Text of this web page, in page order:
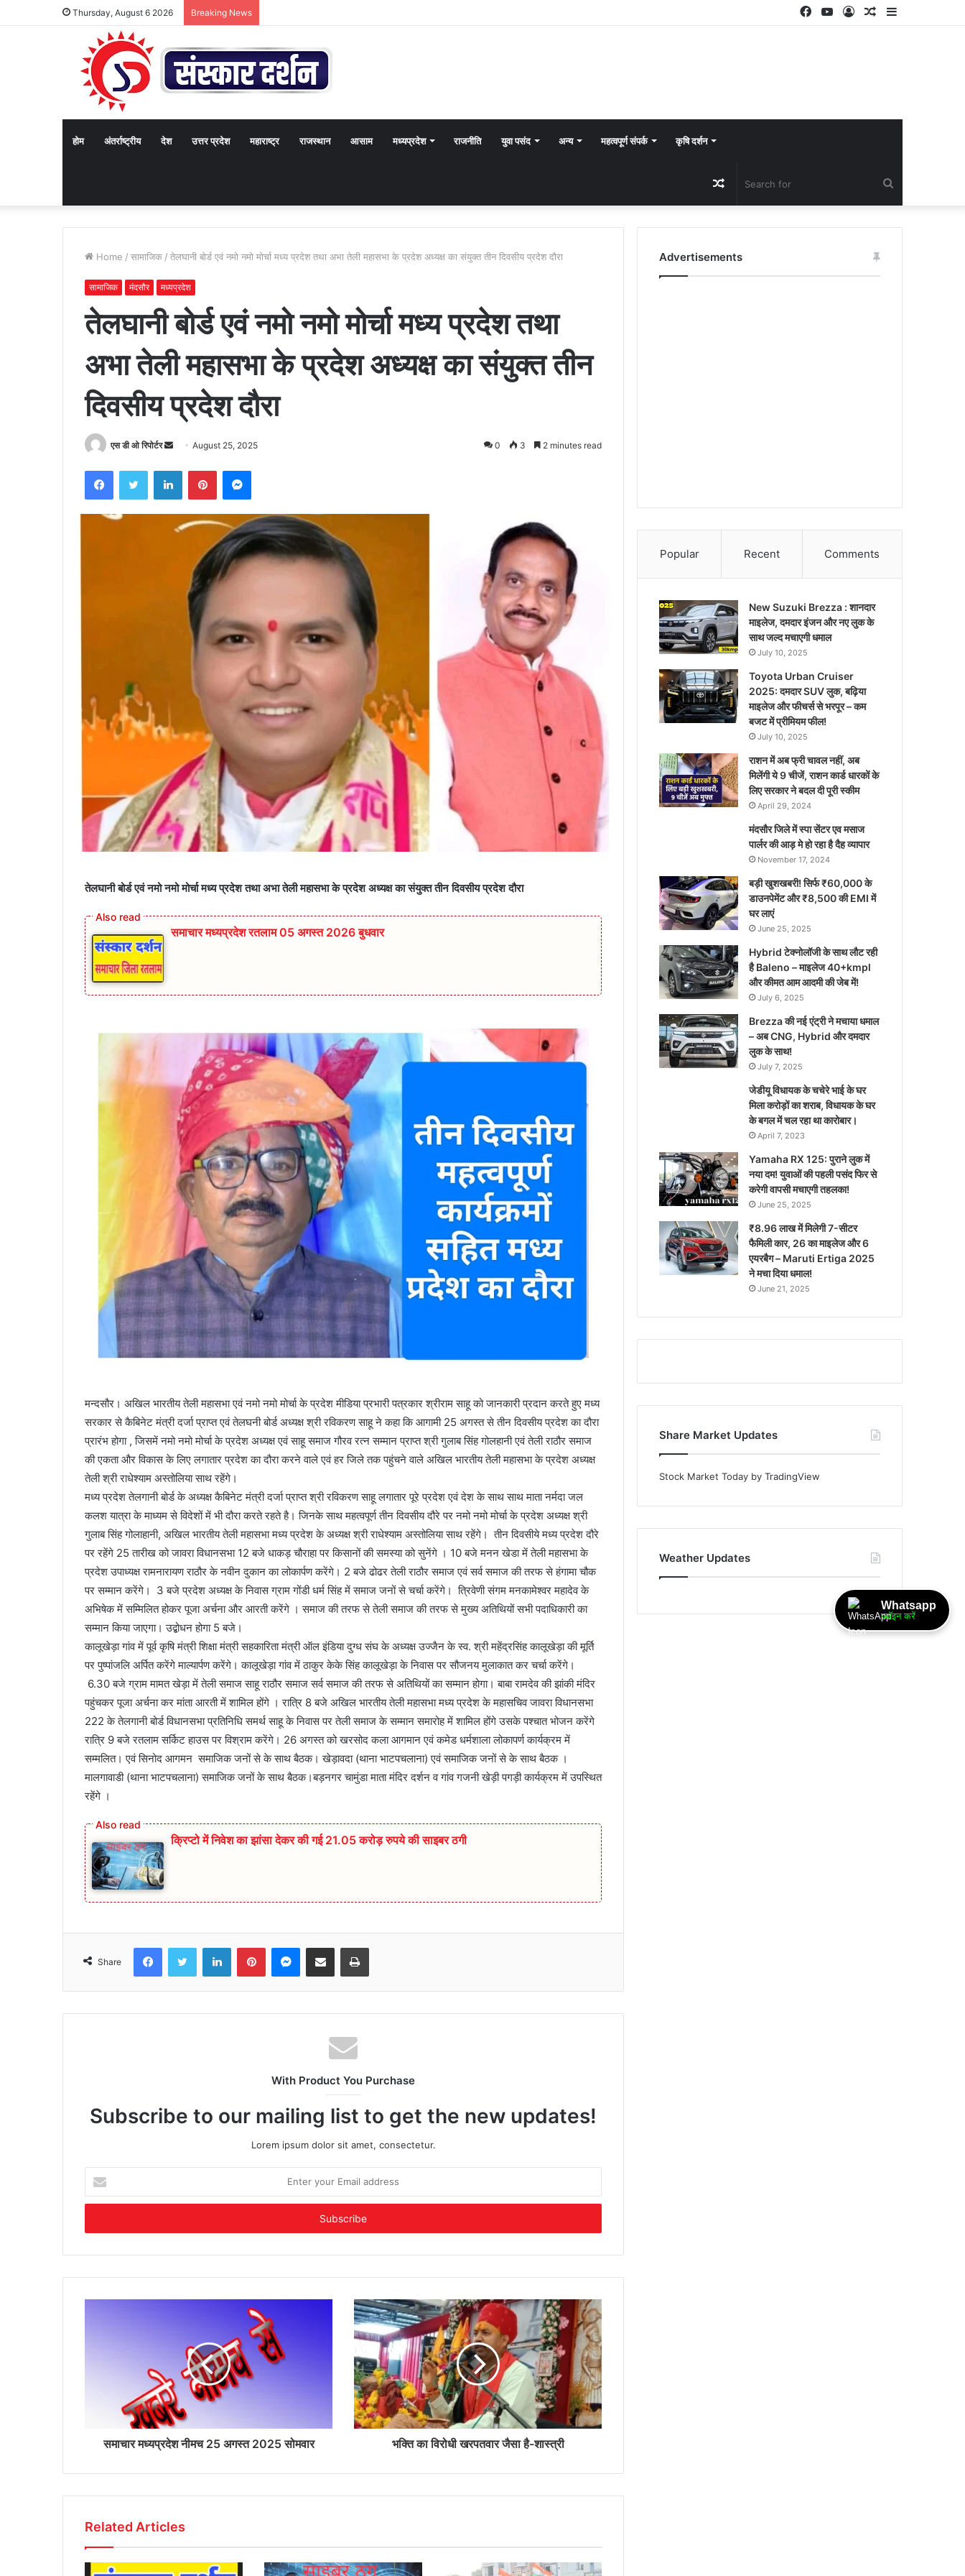
Thursday, August 6 2026 Breaking News Sidebar
Random
Log
YouTube
Facebook
होम अंतर्राष्ट्रीय देश उत्तर प्रदेश महाराष्ट्र राजस्थान आसाम मध्यप्रदेश राजनीति युवा पसंद अन्य महत्वपूर्ण संपर्क कृषि दर्शन
for
Random
Article
Home / सामाजिक / तेलघानी बोर्ड एवं नमो नमो मोर्चा मध्य प्रदेश तथा अभा तेली महासभा के प्रदेश अध्यक्ष का संयुक्त तीन दिवसीय प्रदेश दौरा
सामाजिक मंदसौर मध्यप्रदेश
तेलघानी बोर्ड एवं नमो नमो मोर्चा मध्य प्रदेश तथा
अभा तेली महासभा के प्रदेश अध्यक्ष का संयुक्त तीन
दिवसीय प्रदेश दौरा
एस डी ओ रिपोर्टर
SendAugust 25, 2025 0 3 2 minutes read
FacebookTwitter LinkedInPinterestMessenger
तेलघानी बोर्ड एवं नमो नमो मोर्चा मध्य प्रदेश तथा अभा तेली महासभा के प्रदेश अध्यक्ष का संयुक्त तीन दिवसीय प्रदेश दौरा
समाचार मध्यप्रदेश रतलाम 05 अगस्त 2026 बुधवार
मन्दसौर। अखिल भारतीय तेली महासभा एवं नमो नमो मोर्चा के प्रदेश मीडिया प्रभारी पत्रकार श्रीराम साहू को जानकारी प्रदान करते हुए मध्य
सरकार से कैबिनेट मंत्री दर्जा प्राप्त एवं तेलघनी बोर्ड अध्यक्ष श्री रविकरण साहू ने कहा कि आगामी 25 अगस्त से तीन दिवसीय प्रदेश का दौरा
प्रारंभ होगा , जिसमें नमो नमो मोर्चा के प्रदेश अध्यक्ष एवं साहू समाज गौरव रत्न सम्मान प्राप्त श्री गुलाब सिंह गोलहानी एवं तेली राठौर समाज
की एकता और विकास के लिए लगातार प्रदेश का दौरा करने वाले एवं हर जिले तक पहुंचने वाले अखिल भारतीय तेली महासभा के प्रदेश अध्यक्ष
तेली श्री राधेश्याम अस्तोलिया साथ रहेंगे।
मध्य प्रदेश तेलगानी बोर्ड के अध्यक्ष कैबिनेट मंत्री दर्जा प्राप्त श्री रविकरण साहू लगातार पूरे प्रदेश एवं देश के साथ साथ माता नर्मदा जल
कलश यात्रा के माध्यम से विदेशों में भी दौरा करते रहते है। जिनके साथ महत्वपूर्ण तीन दिवसीय दौरे पर नमो नमो मोर्चा के प्रदेश अध्यक्ष श्री
गुलाब सिंह गोलाहानी, अखिल भारतीय तेली महासभा मध्य प्रदेश के अध्यक्ष श्री राधेश्याम अस्तोलिया साथ रहेंगे। तीन दिवसीये मध्य प्रदेश दौरे
पर रहेंगे 25 तारीख को जावरा विधानसभा 12 बजे धाकड़ चौराहा पर किसानों की समस्या को सुनेंगे । 10 बजे मनन खेडा में तेली महासभा के
प्रदेश उपाध्यक्ष रामनारायण राठौर के नवीन दुकान का लोकार्पण करेंगे। 2 बजे ढोढर तेली राठौर समाज एवं सर्व समाज की तरफ से हंगामा चौक
पर सम्मान करेंगे। 3 बजे प्रदेश अध्यक्ष के निवास ग्राम गोंडी धर्म सिंह में समाज जनों से चर्चा करेंगे। त्रिवेणी संगम मनकामेश्वर महादेव के
अभिषेक में सम्मिलित होकर पूजा अर्चना और आरती करेंगे । समाज की तरफ से तेली समाज की तरफ से मुख्य अतिथियों सभी पदाधिकारी का
सम्मान किया जाएगा। उद्बोधन होगा 5 बजे।
कालूखेड़ा गांव में पूर्व कृषि मंत्री शिक्षा मंत्री सहकारिता मंत्री ऑल इंडिया दुग्ध संघ के अध्यक्ष उज्जैन के स्व. श्री महेंद्रसिंह कालूखेड़ा की मूर्ति
पर पुष्पांजलि अर्पित करेंगे माल्यार्पण करेंगे। कालूखेड़ा गांव में ठाकुर केके सिंह कालूखेड़ा के निवास पर सौजनय मुलाकात कर चर्चा करेंगे।
6.30 बजे ग्राम मामत खेड़ा में तेली समाज साहू राठौर समाज सर्व समाज की तरफ से अतिथियों का सम्मान होगा। बाबा रामदेव की झांकी मंदिर
पहुंचकर पूजा अर्चना कर मांता आरती में शामिल होंगे । रात्रि 8 बजे अखिल भारतीय तेली महासभा मध्य प्रदेश के महासचिव जावरा विधानसभा
222 के तेलगानी बोर्ड विधानसभा प्रतिनिधि समर्थ साहू के निवास पर तेली समाज के सम्मान समारोह में शामिल होंगे उसके पश्चात भोजन करेंगे
रात्रि 9 बजे रतलाम सर्किट हाउस पर विश्राम करेंगे। 26 अगस्त को खरसोद कला आगमान एवं कमेड धर्मशाला लोकापर्ण कार्यक्रम में
सम्मलित। एवं सिनोद आगमन समाजिक जनों से के साथ बैठक। खेड़ावदा (थाना भाटपचलाना) एवं समाजिक जनों से के साथ बैठक ।
मालगावाडी (थाना भाटपचलाना) समाजिक जनों के साथ बैठक।बड़नगर चामुंडा माता मंदिर दर्शन व गांव गजनी खेड़ी पगड़ी कार्यक्रम में उपस्थित
रहेंगे ।
क्रिप्टो में निवेश का झांसा देकर की गई 21.05 करोड़ रुपये की साइबर ठगी
Share
FacebookTwitter LinkedInPinterestMessenger
Share via Email Print
With Product You Purchase
Subscribe to our mailing list to get the new updates!
Lorem ipsum dolor sit amet, consectetur.
your
Email
समाचार मध्यप्रदेश नीमच 25 अगस्त 2025 सोमवार भक्ति का विरोधी खरपतवार जैसा है-शास्त्री
Related Articles
Advertisements
Popular Recent Comments
New Suzuki Brezza : शानदार
माइलेज, दमदार इंजन और नए लुक के
साथ जल्द मचाएगी धमाल
July 10, 2025
Toyota Urban Cruiser
2025: दमदार SUV लुक, बढ़िया
माइलेज और फीचर्स से भरपूर – कम
बजट में प्रीमियम फील!
July 10, 2025
राशन में अब फ्री चावल नहीं, अब
मिलेंगी ये 9 चीजें, राशन कार्ड धारकों के
लिए सरकार ने बदल दी पूरी स्कीम
April 29, 2024
मंदसौर जिले में स्पा सेंटर एव मसाज
पार्लर की आड़ मे हो रहा है दैह व्यापार
November 17, 2024
बड़ी खुशखबरी! सिर्फ ₹60,000 के
डाउनपेमेंट और ₹8,500 की EMI में
घर लाएं
June 25, 2025
Hybrid टेक्नोलॉजी के साथ लौट रही
है Baleno – माइलेज 40+kmpl
और कीमत आम आदमी की जेब में!
July 6, 2025
Brezza की नई एंट्री ने मचाया धमाल
– अब CNG, Hybrid और दमदार
लुक के साथ!
July 7, 2025
जेडीयू विधायक के चचेरे भाई के घर
मिला करोड़ों का शराब, विधायक के घर
के बगल में चल रहा था कारोबार।
April 7, 2023
Yamaha RX 125: पुराने लुक में
नया दम! युवाओं की पहली पसंद फिर से
करेगी वापसी मचाएगी तहलका!
June 25, 2025
₹8.96 लाख में मिलेगी 7-सीटर
फैमिली कार, 26 का माइलेज और 6
एयरबैग – Maruti Ertiga 2025
ने मचा दिया धमाल!
June 21, 2025
Share Market Updates
Stock Market Today by TradingView
Weather Updates
Whatsapp
ज्वॉइन करें